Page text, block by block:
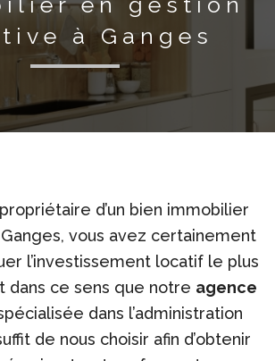
à Ganges
d’un bien immobilier
vous avez certainement
l’investissement locatif le plus
dans ce sens que notre agence
dans l’administration
de nous choisir afin d’obtenir